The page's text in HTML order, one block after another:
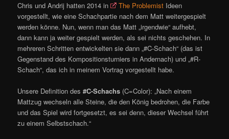
Chris und Andrij hatten 2014 in The Problemist Ideen
vorgestellt, wie eine Schachpartie nach dem Matt weitergespielt
werden könne. Nun, wenn man das Matt „irgendwie“ aufhebt,
dann kann ja weiter gespielt werden, als sei nichts geschehen. In
mehreren Schritten entwickelten sie dann „#C-Schach“ (das ist
Gegenstand des Kompositionsturniers in Andernach) und „#R-
Schach“, das ich in meinem Vortrag vorgestellt habe.
Unsere Definition des#C-Schachs (C=Color): „Nach einem
Mattzug wechseln alle Steine, die den König bedrohen, die Farbe
und das Spiel wird fortgesetzt, es sei denn, dieser Wechsel führt
zu einem Selbstschach.“